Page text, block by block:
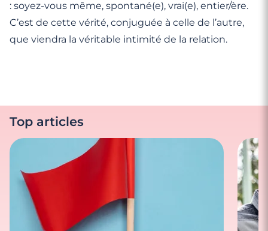
: soyez-vous même, spontané(e), vrai(e), entier/ère.
C’est de cette vérité, conjuguée à celle de l’autre,
que viendra la véritable intimité de la relation.
Top articles